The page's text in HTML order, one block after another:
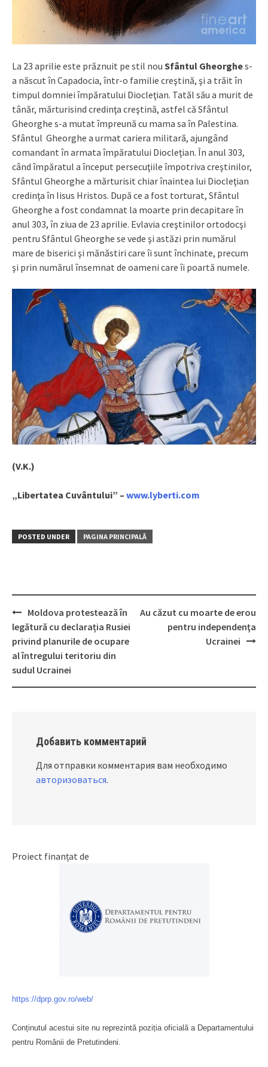
La 23 aprilie este prăznuit pe stil nou Sfântul Gheorghes-
a născut în Capadocia, într-o familie creştină, şi a trăit în
timpul domniei împăratului Diocleţian. Tatăl său a murit de
tânăr, mărturisind credinţa creştină, astfel că Sfântul
Gheorghe s-a mutat împreună cu mama sa în Palestina.
Sfântul Gheorghe a urmat cariera militară, ajungând
comandant în armata împăratului Diocleţian. În anul 303,
când împăratul a început persecuţiile împotriva creştinilor,
Sfântul Gheorghe a mărturisit chiar înaintea lui Diocleţian
credinţa în Iisus Hristos. După ce a fost torturat, Sfântul
Gheorghe a fost condamnat la moarte prin decapitare în
anul 303, în ziua de 23 aprilie. Evlavia creştinilor ortodocşi
pentru Sfântul Gheorghe se vede şi astăzi prin numărul
mare de biserici şi mănăstiri care îi sunt închinate, precum
şi prin numărul însemnat de oameni care îi poartă numele.
(V.K.)
„Libertatea Cuvântului” – www.lyberti.com
POSTED UNDER PAGINA PRINCIPALĂ
Post
navigation
Moldova protestează în
legătură cu declarația Rusiei
privind planurile de ocupare
al întregului teritoriu din
sudul Ucrainei
Au căzut cu moarte de erou
pentru independenţa
Ucrainei
Добавить комментарий
Для отправки комментария вам необходимо
авторизоваться.
Proiect finanțat de
https://dprp.gov.ro/web/
Conținutul acestui site nu reprezintă poziția oficială a Departamentului
pentru Românii de Pretutindeni.